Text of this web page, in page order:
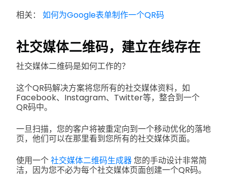
相关： 如何为Google表单制作一个QR码
社交媒体二维码，建立在线存在
社交媒体二维码是如何工作的？
这个QR码解决方案将您所有的社交媒体资料，如
Facebook、Instagram、Twitter等，整合到一个
QR码中。
一旦扫描，您的客户将被重定向到一个移动优化的落地
页，他们可以在那里看到您所有的社交媒体页面。
使用一个社交媒体二维码生成器您的手动设计非常简
洁，因为您不必为每个社交媒体页面创建一个QR码。